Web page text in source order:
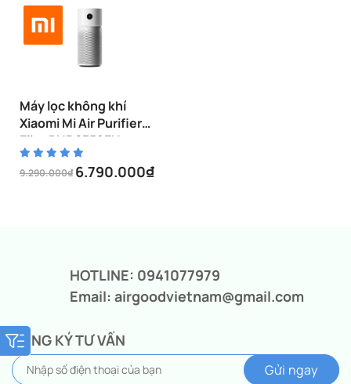
Máy lọc không khí
Xiaomi Mi Air Purifier
Elite BHR6359EU
9.290.000₫ 6.790.000₫
HOTLINE: 0941077979
Email: airgoodvietnam@gmail.com
ĐĂNG KÝ TƯ VẤN